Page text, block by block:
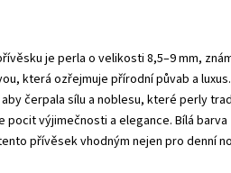
je perla o velikosti 8,5–9 mm,
která ozřejmuje přírodní půvab a
čerpala sílu a noblesu, které perly
výjimečnosti a elegance. Bílá barva
přívěsek vhodným nejen pro denní